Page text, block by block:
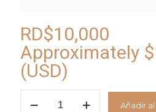
RD$10,000
Approximately $
(USD)
Circular
Añadir